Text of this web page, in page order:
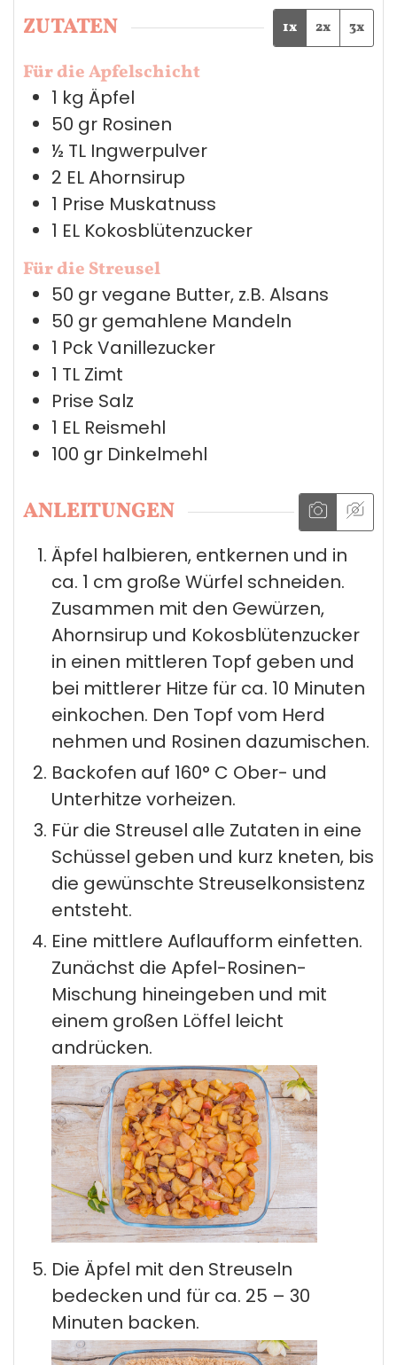
ZUTATEN 1x 2x 3x
Für die Apfelschicht
1 kg Äpfel
50 gr Rosinen
½ TL Ingwerpulver
2 ELAhornsirup
1 Prise Muskatnuss
1 EL Kokosblütenzucker
Für die Streusel
50 grvegane Butter, z.B. Alsans
50 gr gemahlene Mandeln
1 PckVanillezucker
1 TL Zimt
Prise Salz
1 EL Reismehl
100 gr Dinkelmehl
ANLEITUNGEN
Äpfel halbieren, entkernen und in
ca. 1 cm große Würfel schneiden.
Zusammen mit den Gewürzen,
Ahornsirup und Kokosblütenzucker
in einen mittleren Topf geben und
bei mittlerer Hitze für ca. 10 Minuten
einkochen. Den Topf vom Herd
nehmen und Rosinen dazumischen.
Backofen auf 160° C Ober- und
Unterhitze vorheizen.
Für die Streusel alle Zutaten in eine
Schüssel geben und kurz kneten, bis
die gewünschte Streuselkonsistenz
entsteht.
Eine mittlere Auflaufform einfetten.
Zunächst die Apfel-Rosinen-
Mischung hineingeben und mit
einem großen Löffel leicht
andrücken.
Die Äpfel mit den Streuseln
bedecken und für ca. 25 – 30
Minuten backen.